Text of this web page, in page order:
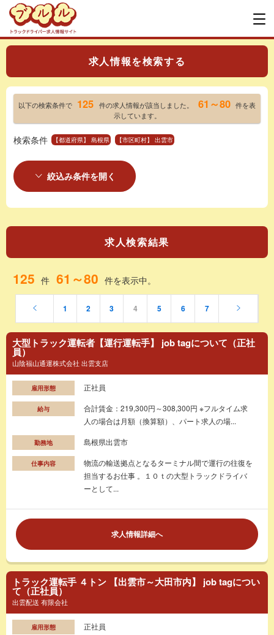
求人情報を検索する
以下の検索条件で 125 件の求人情報が該当しました。 61～80 件を表
示しています。
検索条件 【都道府県】 島根県 【市区町村】 出雲市
絞込み条件を開く
求人検索結果
125 件 61～80 件を表示中。
1 2 3 4 5 6 7
大型トラック運転者【運行運転手】 job tagについて（正社
員）
山陰福山通運株式会社 出雲支店
雇用形態 正社員
給与
合計賃金：219,300円～308,300円 ※フルタイム求
人の場合は月額（換算額）、パート求人の場...
勤務地 島根県出雲市
仕事内容
物流の輸送拠点となるターミナル間で運行の往復を
担当するお仕事 。１０ｔの大型トラックドライバ
ーとして...
求人情報詳細へ
トラック運転手 ４トン 【出雲市～大田市内】 job tagについ
て（正社員）
出雲配送 有限会社
雇用形態 正社員